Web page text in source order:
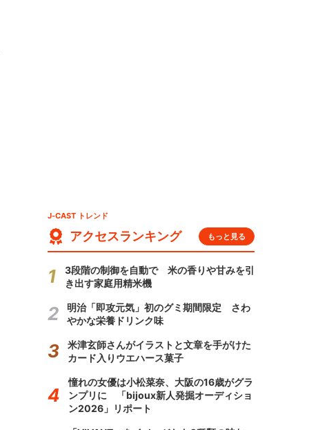
J-CAST トレンド
アクセスランキング もっと見る
3段階の制御を自動で 米の香りや甘みを引
き出す家庭用精米機
明治「即攻元気」初のグミ期間限定 さわ
やかな栄養ドリンク味
米津玄師さんがイラストと文章を手がけた
カード入りウエハース菓子
憧れの女優は小松菜奈、大阪の16歳がグラ
ンプリに 「bijoux新人発掘オーディショ
ン2026」リポート